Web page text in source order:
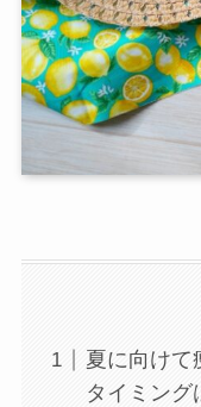
夏に向けて
タイミング